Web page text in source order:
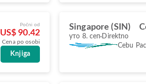
Počni od
US$ 90.42
Cena po osobi
Knjiga
Singapore (SIN)
уто 8. сеп Direktno
Cebu